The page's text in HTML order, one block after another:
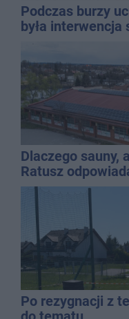
Podczas burzy
była interwencja
Dlaczego sauny,
Ratusz
Po rezygnacji z